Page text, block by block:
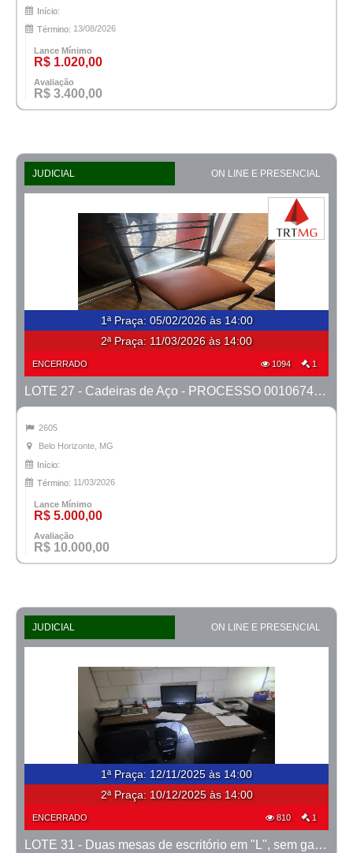
Início:
Término: 13/08/2026
Lance Mínimo
R$ 1.020,00
Avaliação
R$ 3.400,00
JUDICIAL ON LINE E PRESENCIAL
1ª Praça: 05/02/2026 às 14:00
2ª Praça: 11/03/2026 às 14:00
ENCERRADO 1094 1
LOTE 27 - Cadeiras de Aço - PROCESSO 0010674-80.2023-15ª BH
2605
Belo Horizonte, MG
Início:
Término: 11/03/2026
Lance Mínimo
R$ 5.000,00
Avaliação
R$ 10.000,00
JUDICIAL ON LINE E PRESENCIAL
1ª Praça: 12/11/2025 às 14:00
2ª Praça: 10/12/2025 às 14:00
ENCERRADO 810 1
LOTE 31 - Duas mesas de escritório em "L", sem gavetas